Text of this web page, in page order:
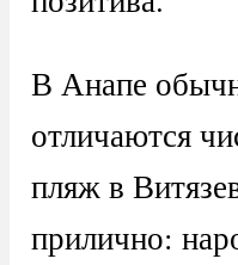
В Анапе
отличаются
пляж в
прилично: